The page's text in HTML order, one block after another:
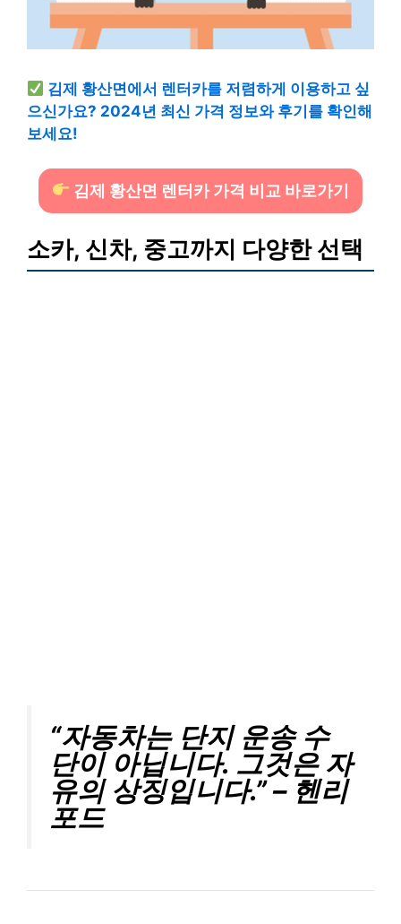
김제 황산면에서 렌터카를 저렴하게 이용하고 싶
으신가요? 2024년 최신 가격 정보와 후기를 확인해
보세요!
김제 황산면 렌터카 가격 비교 바로가기
소카, 신차, 중고까지 다양한 선택
“자동차는 단지 운송 수
단이 아닙니다. 그것은 자
유의 상징입니다.” – 헨리
포드